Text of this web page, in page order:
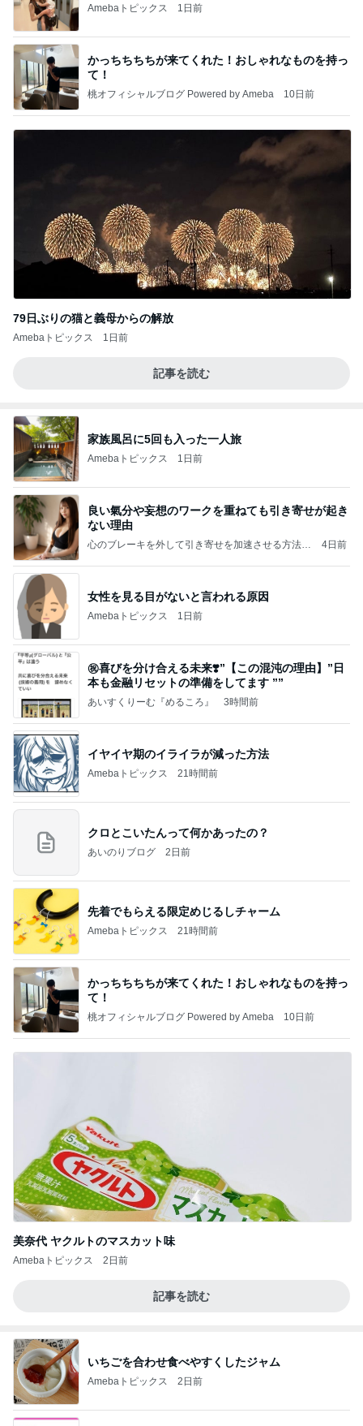
Amebaトピックス 1日前
かっちちちちが来てくれた！おしゃれなものを持っ
て！
桃オフィシャルブログ Powered by Ameba 10日前
79日ぶりの猫と義母からの解放
Amebaトピックス 1日前
記事を読む
家族風呂に5回も入った一人旅
Amebaトピックス 1日前
良い氣分や妄想のワークを重ねても引き寄せが起き
ない理由
心のブレーキを外して引き寄せを加速させる方法：
4日前
女性を見る目がないと言われる原因
Amebaトピックス 1日前
㊗️喜びを分け合える未来❣️”【この混沌の理由】”⽇
本も⾦融リセットの準備をしてます ””
あいすくりーむ『めるころ』 3時間前
イヤイヤ期のイライラが減った方法
Amebaトピックス 21時間前
クロとこいたんって何かあったの？
あいのりブログ 2日前
先着でもらえる限定めじるしチャーム
Amebaトピックス 21時間前
かっちちちちが来てくれた！おしゃれなものを持っ
て！
桃オフィシャルブログ Powered by Ameba 10日前
美奈代 ヤクルトのマスカット味
Amebaトピックス 2日前
記事を読む
いちごを合わせ食べやすくしたジャム
Amebaトピックス 2日前